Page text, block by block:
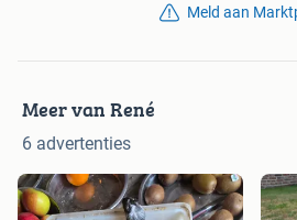
Meld aan
Meer van René
6 advertenties